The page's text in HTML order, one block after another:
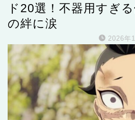
ド20選！不器用すぎ
の絆に涙
2026年